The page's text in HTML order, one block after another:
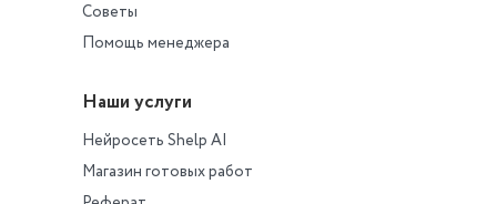
Советы
Помощь менеджера
Наши услуги
Нейросеть Shelp AI
Магазин готовых работ